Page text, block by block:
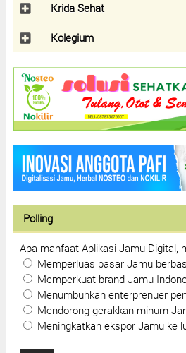
Krida Sehat
Kolegium
Polling
Apa manfaat Aplikasi Jamu Digital,
Memperluas pasar Jamu
Memperkuat brand Jamu
Menumbuhkan enterprenuer
Mendorong gerakkan minum
Meningkatkan ekspor Jamu ke